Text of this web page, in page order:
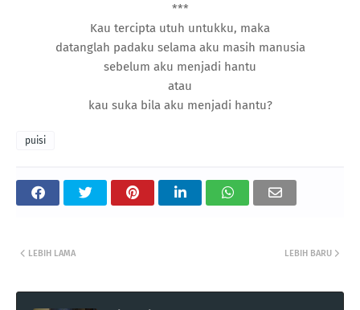
***
Kau tercipta utuh untukku, maka
datanglah padaku selama aku masih manusia
sebelum aku menjadi hantu
atau
kau suka bila aku menjadi hantu?
puisi
LEBIH BARU
LEBIH LAMA